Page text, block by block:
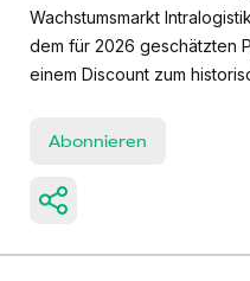
Wachstumsmarkt
dem für 2026 geschätzten
einem Discount zum
Abonnieren